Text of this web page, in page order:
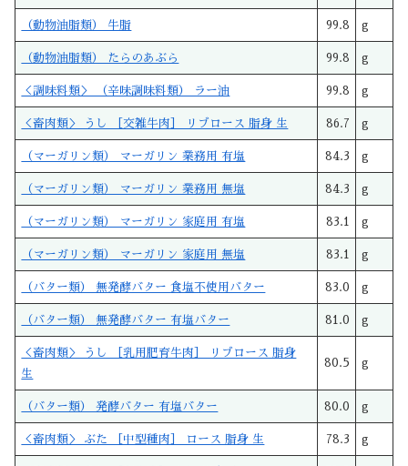
（動物油脂類） 牛脂 99.8 g
（動物油脂類） たらのあぶら 99.8 g
＜調味料類＞ （辛味調味料類） ラー油 99.8 g
＜畜肉類＞ うし ［交雑牛肉］ リブロース 脂身 生 86.7 g
（マーガリン類） マーガリン 業務用 有塩 84.3 g
（マーガリン類） マーガリン 業務用 無塩 84.3 g
（マーガリン類） マーガリン 家庭用 有塩 83.1 g
（マーガリン類） マーガリン 家庭用 無塩 83.1 g
（バター類） 無発酵バター 食塩不使用バター 83.0 g
（バター類） 無発酵バター 有塩バター 81.0 g
＜畜肉類＞ うし ［乳用肥育牛肉］ リブロース 脂身
生
80.5 g
（バター類） 発酵バター 有塩バター 80.0 g
＜畜肉類＞ ぶた ［中型種肉］ ロース 脂身 生 78.3 g